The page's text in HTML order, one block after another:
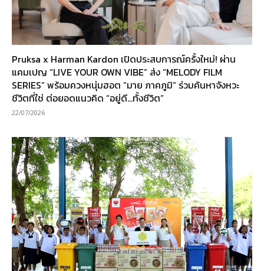
Pruksa x Harman Kardon เปิดประสบการณ์ครั้งใหม่! ผ่าน
แคมเปญ “LIVE YOUR OWN VIBE” ส่ง “MELODY FILM
SERIES” พร้อมควงหนุ่มฮอต “มาย ภาคภูมิ” ร่วมค้นหาจังหวะ
ชีวิตที่ใช่ ต่อยอดแนวคิด “อยู่ดี…ทั้งชีวิต”
22/07/2026